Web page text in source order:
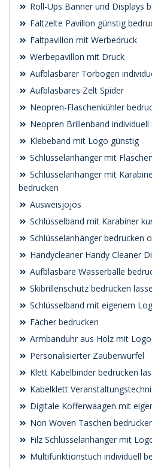
Roll-Ups Banner und Displays
Faltzelte Pavillon günstig
Faltpavillon mit Werbedruck
Werbepavillon mit Druck
Aufblasbarer Torbogen
Aufblasbares Zelt Spider
Neopren-Flaschenkühler
Neopren Brillenband individuell
Klebeband mit Logo günstig
Schlüsselanhänger mit
Schlüsselanhänger mit
bedrucken
Ausweisjojos
Schlüsselband mit Karabiner
Schlüsselanhänger bedrucken
Handycleaner Handy Cleaner
Aufblasbare Wasserbälle
Skibrillenschutz bedrucken
Schlüsselband mit eigenem
Fächer bedrucken
Armbanduhr aus Holz mit
Personalisierter Zauberwürfel
Klett Kabelbinder bedrucken
Kabelklett
Digitale Kofferwaagen mit
Non Woven Taschen
Filz Schlüsselanhänger mit
Multifunktionstuch individuell